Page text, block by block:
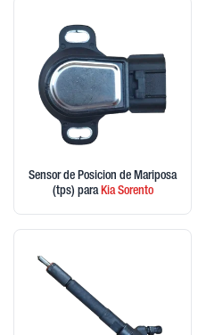
Sensor de Posicion de Mariposa
(tps) paraKiaSorento